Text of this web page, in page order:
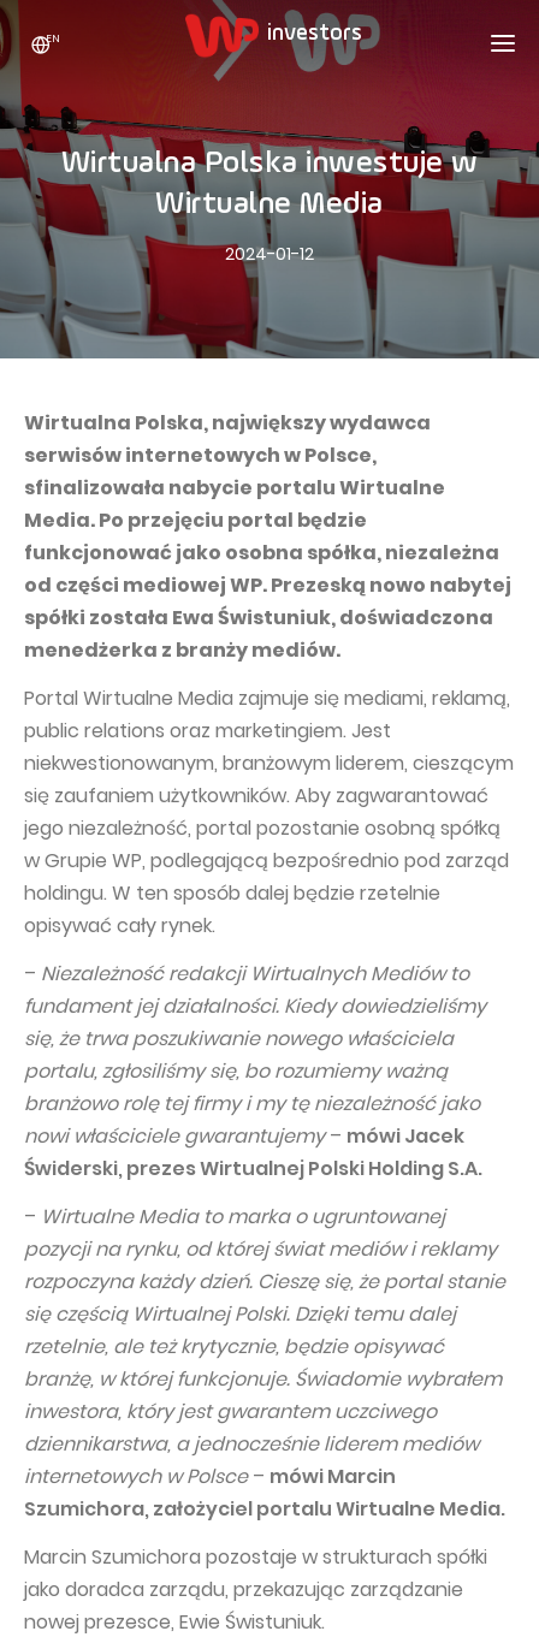
ABOUT US
Who we are
Growth strategy
Statistics
The values
Compliance
Our history
Press office
Sustainable development
CAPITAL GROUP
WP Media
Audioteka Group
Superauto.pl
Totalmoney
Extradom
Wirtualne Media
INVESTORS
SHARES
Stock Quotes
Dividend Policy
Announcements
Motivational programs
PUBLICATIONS AND TIMETABLE
Current reports
Periodic reports
Financial presentations
Prospectus
WPH Calendar
CORPORATE GOVERNANCE
Statute
Supervisory Board
Capital Group Structure
Best practices
Remuneration policy
ADVERTISING
CAREER
Wakacje.pl
Extradom
Nocowanie.pl
Homebook
EN
Wirtualna Polska inwestuje w
Wirtualne Media
2024-01-12
Wirtualna Polska, największy wydawca
serwisów internetowych w Polsce,
sfinalizowała nabycie portalu Wirtualne
Media. Po przejęciu portal będzie
funkcjonować jako osobna spółka, niezależna
od części mediowej WP. Prezeską nowo nabytej
spółki została Ewa Świstuniuk, doświadczona
menedżerka z branży mediów.
Portal Wirtualne Media zajmuje się mediami, reklamą,
public relations oraz marketingiem. Jest
niekwestionowanym, branżowym liderem, cieszącym
się zaufaniem użytkowników. Aby zagwarantować
jego niezależność, portal pozostanie osobną spółką
w Grupie WP, podlegającą bezpośrednio pod zarząd
holdingu. W ten sposób dalej będzie rzetelnie
opisywać cały rynek.
– Niezależność redakcji Wirtualnych Mediów to
fundament jej działalności. Kiedy dowiedzieliśmy
się, że trwa poszukiwanie nowego właściciela
portalu, zgłosiliśmy się, bo rozumiemy ważną
branżowo rolę tej firmy i my tę niezależność jako
nowi właściciele gwarantujemy– mówi Jacek
Świderski, prezes Wirtualnej Polski Holding S.A.
– Wirtualne Media to marka o ugruntowanej
pozycji na rynku, od której świat mediów i reklamy
rozpoczyna każdy dzień. Cieszę się, że portal stanie
się częścią Wirtualnej Polski. Dzięki temu dalej
rzetelnie, ale też krytycznie, będzie opisywać
branżę, w której funkcjonuje. Świadomie wybrałem
inwestora, który jest gwarantem uczciwego
dziennikarstwa, a jednocześnie liderem mediów
internetowych w Polsce– mówi Marcin
Szumichora, założyciel portalu Wirtualne Media.
Marcin Szumichora pozostaje w strukturach spółki
jako doradca zarządu, przekazując zarządzanie
nowej prezesce, Ewie Świstuniuk.